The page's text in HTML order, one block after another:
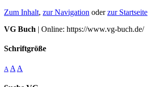
Zum Inhalt, zur Navigation oderzur Startseite
VG Buch | Online: https://www.vg-buch.de/
Schriftgröße
A A A